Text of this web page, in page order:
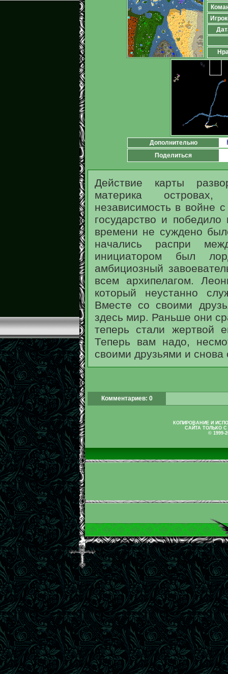
Дополнительно
Поделиться
Действие карты
материка
независимость в войне
государство и
времени не суждено
начались распри
инициатором был
амбициозный
всем архипелагом.
который неустанно
Вместе со своими
здесь мир. Раньше они
теперь стали жертвой
Теперь вам надо,
своими друзьями и снова
Комментариев: 0
КОПИРОВАНИЕ И
САЙТА ТОЛЬКО
© 1999-